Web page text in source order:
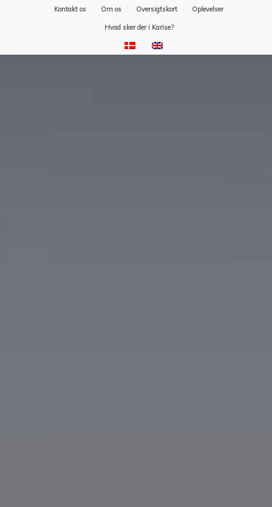
Kontakt os Om os Oversigtskort Oplevelser
Hvad sker der i Karise?